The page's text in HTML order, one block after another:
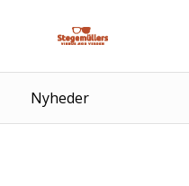
Nyheder